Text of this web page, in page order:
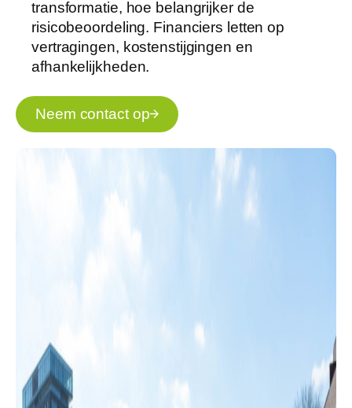
transformatie, hoe belangrijker de
risicobeoordeling. Financiers letten op
vertragingen, kostenstijgingen en
afhankelijkheden.
Neem contact op